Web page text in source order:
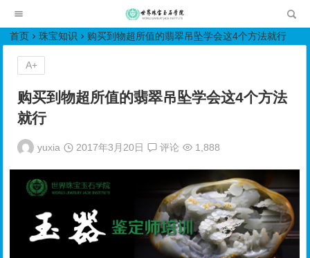
首页 珠宝知识 购买到物超所值的翡翠吊坠学会这4个方法就行
购买到物超所值的翡翠吊坠学会这4个方法
就行
yuxia 2017年3月20日 评论 1,888
A+